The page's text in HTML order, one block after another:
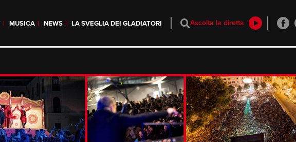
MUSICA NEWS LA SVEGLIA DEI GLADIATORI Ascolta la diretta